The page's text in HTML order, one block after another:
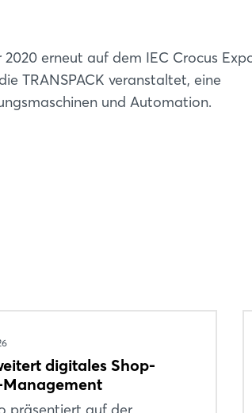
2020 erneut auf dem IEC Crocus
TRANSPACK veranstaltet, eine
und Automation.
digitales Shop-